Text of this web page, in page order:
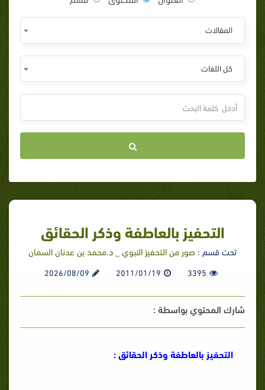
المقالات
كل اللغات
التحفيز بالعاطفة وذكر الحقائق
تحت قسم : صور من التحفيز النبوي _ د.محمد بن عدنان السمان
3395
2011/01/19
2026/08/09
شارك المحتوي بواسطة :
التحفيز بالعاطفة وذكر الحقائق :